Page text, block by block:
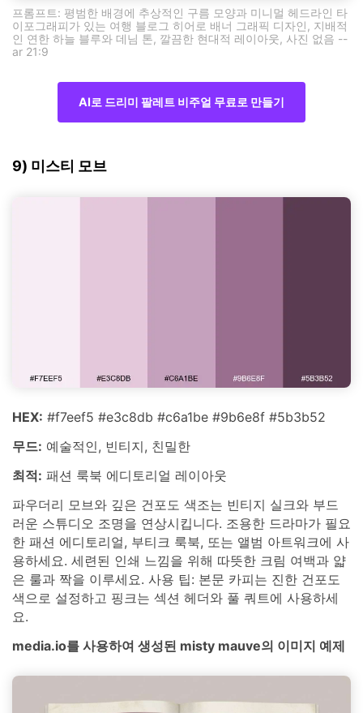
프롬프트: 평범한 배경에 추상적인 구름 모양과 미니멀 헤드라인 타
이포그래피가 있는 여행 블로그 히어로 배너 그래픽 디자인, 지배적
인 연한 하늘 블루와 데님 톤, 깔끔한 현대적 레이아웃, 사진 없음 --
ar 21:9
AI로 드리미 팔레트 비주얼 무료로 만들기
9) 미스티 모브
HEX: #f7eef5 #e3c8db #c6a1be #9b6e8f #5b3b52
무드: 예술적인, 빈티지, 친밀한
최적: 패션 룩북 에디토리얼 레이아웃
파우더리 모브와 깊은 건포도 색조는 빈티지 실크와 부드
러운 스튜디오 조명을 연상시킵니다. 조용한 드라마가 필요
한 패션 에디토리얼, 부티크 룩북, 또는 앨범 아트워크에 사
용하세요. 세련된 인쇄 느낌을 위해 따뜻한 크림 여백과 얇
은 룰과 짝을 이루세요. 사용 팁: 본문 카피는 진한 건포도
색으로 설정하고 핑크는 섹션 헤더와 풀 쿼트에 사용하세
요.
media.io를 사용하여 생성된 misty mauve의 이미지 예제